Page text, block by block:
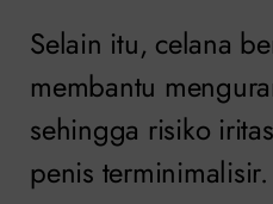
Selain itu, celana
membantu
sehingga risiko
penis terminimalisir.